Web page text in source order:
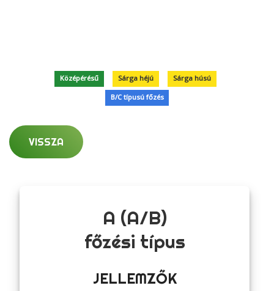
Középérésű Sárga héjú Sárga húsú
B/C típusú főzés
VISSZA
A (A/B)
főzési típus
JELLEMZŐK